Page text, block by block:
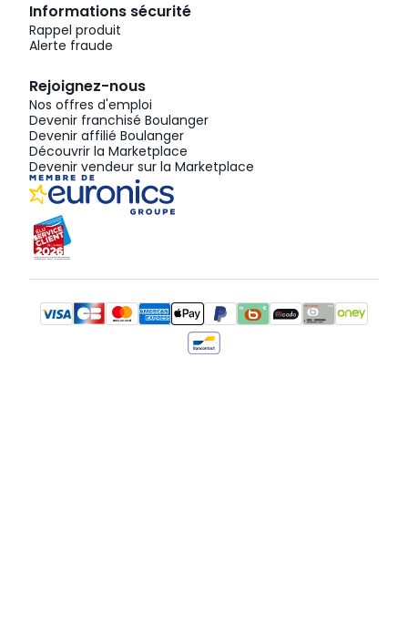
Informations sécurité
Rappel produit
Alerte fraude
Rejoignez-nous
Nos offres d'emploi
Devenir franchisé Boulanger
Devenir affilié Boulanger
Découvrir la Marketplace
Devenir vendeur sur la Marketplace